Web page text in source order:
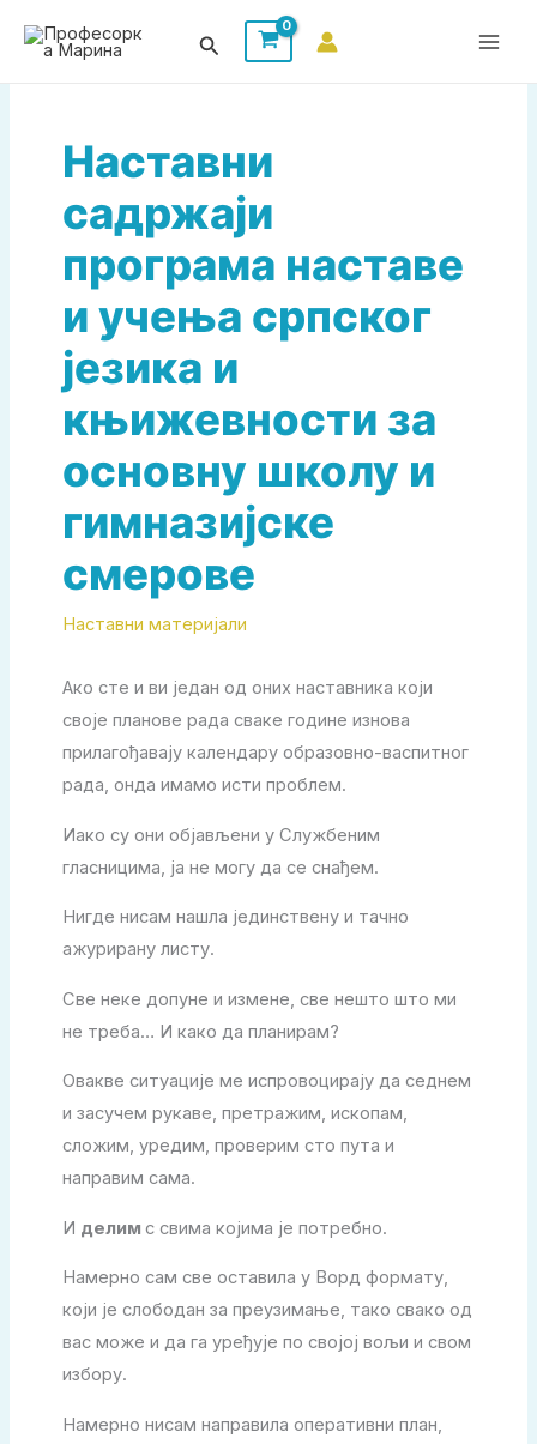
Претрага
Наставни
садржаји
програма наставе
и учења српског
језика и
књижевности за
основну школу и
гимназијске
смерове
Наставни материјали
Ако сте и ви један од оних наставника који
своје планове рада сваке године изнова
прилагођавају календару образовно-васпитног
рада, онда имамо исти проблем.
Иако су они објављени у Службеним
гласницима, ја не могу да се снађем.
Нигде нисам нашла јединствену и тачно
ажурирану листу.
Све неке допуне и измене, све нешто што ми
не треба… И како да планирам?
Овакве ситуације ме испровоцирају да седнем
и засучем рукаве, претражим, ископам,
сложим, уредим, проверим сто пута и
направим сама.
И делим с свима којима је потребно.
Намерно сам све оставила у Ворд формату,
који је слободан за преузимање, тако свако од
вас може и да га уређује по својој вољи и свом
избору.
Намерно нисам направила оперативни план,